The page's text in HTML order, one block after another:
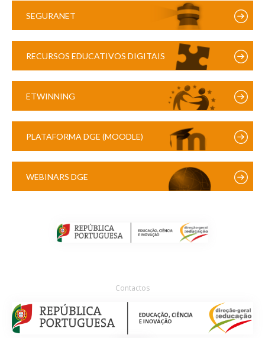
SEGURANET
RECURSOS EDUCATIVOS DIGITAIS
ETWINNING
PLATAFORMA DGE (MOODLE)
WEBINARS DGE
Contactos